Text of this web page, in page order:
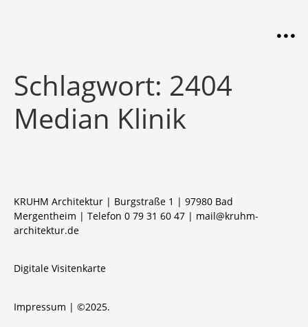
Schlagwort: 2404
Median Klinik
KRUHM Architektur | Burgstraße 1 | 97980 Bad
Mergentheim | Telefon 0 79 31 60 47 | mail@kruhm-
architektur.de
Impressum | ©2025.
Digitale Visitenkarte